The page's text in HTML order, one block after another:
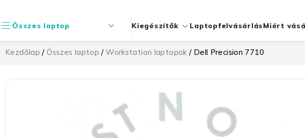
Összes laptop Kiegészítők LaptopfelvásárlásMiért
Kezdőlap /Összes laptop /Workstation laptopok / Dell Precision 7710